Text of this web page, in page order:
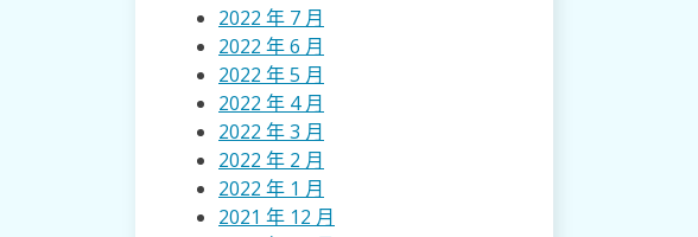
2022 年 7 月
2022 年 6 月
2022 年 5 月
2022 年 4 月
2022 年 3 月
2022 年 2 月
2022 年 1 月
2021 年 12 月